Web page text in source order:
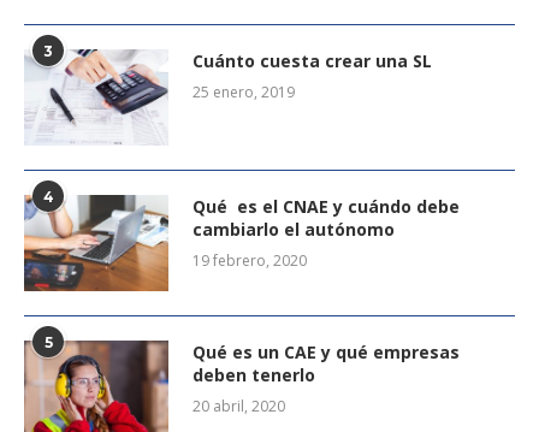
3 Cuánto cuesta crear una SL
25 enero, 2019
4
Qué es el CNAE y cuándo debe
cambiarlo el autónomo
19 febrero, 2020
5
Qué es un CAE y qué empresas
deben tenerlo
20 abril, 2020